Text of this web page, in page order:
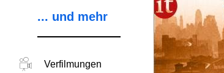
... und mehr
Verfilmungen